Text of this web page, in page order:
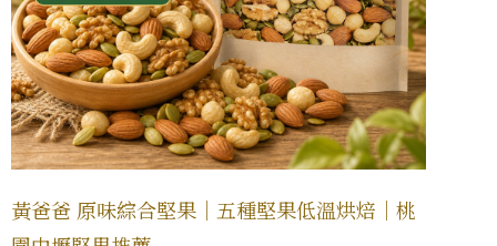
黃爸爸 原味綜合堅果｜五種堅果低溫烘焙｜桃